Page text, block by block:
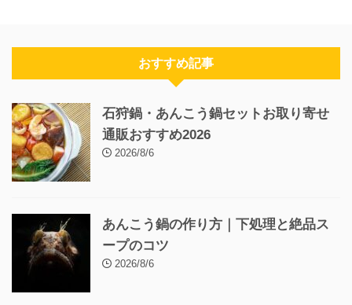
おすすめ記事
石狩鍋・あんこう鍋セットお取り寄せ
通販おすすめ2026
2026/8/6
あんこう鍋の作り方｜下処理と絶品ス
ープのコツ
2026/8/6